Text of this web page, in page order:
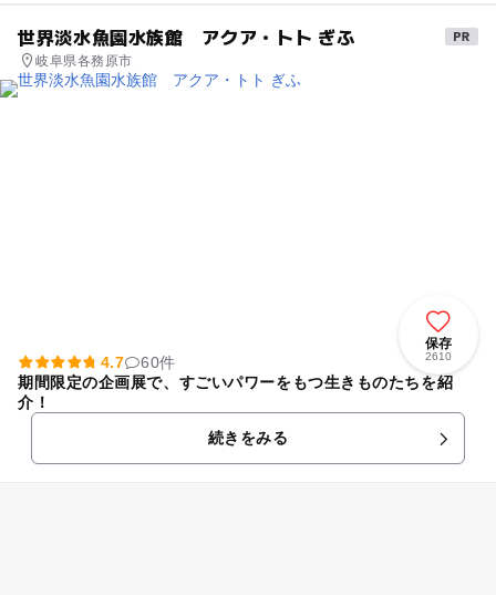
世界淡水魚園水族館 アクア・トト ぎふ
岐阜県各務原市
保存
2610
4.7
60件
期間限定の企画展で、すごいパワーをもつ生きものたちを紹
介！
続きをみる